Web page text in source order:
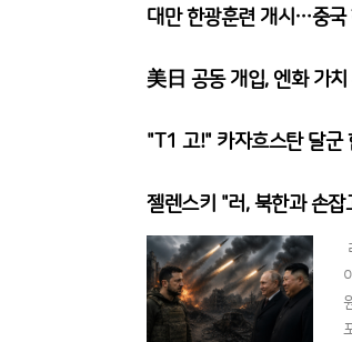
대만 한광훈련 개시…중국
美日 공동 개입, 엔화 가
"T1 고!" 카자흐스탄 달군
젤렌스키 "러, 북한과 손잡